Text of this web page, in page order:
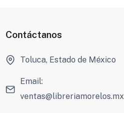
Contáctanos
Toluca, Estado de México
Email:
ventas@libreriamorelos.mx